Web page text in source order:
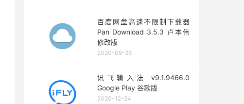
百度网盘高速不限制下载器
Pan Download 3.5.3 卢本伟
修改版
2020-09-26
讯飞输入法 v9.1.9466.0
Google Play 谷歌版
2020-12-24